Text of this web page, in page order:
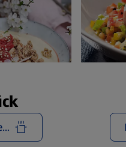
Rezepte entdecken